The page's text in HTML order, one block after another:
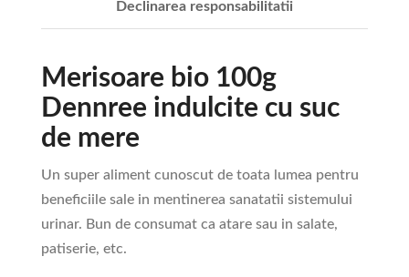
Declinarea responsabilitatii
Merisoare bio 100g
Dennree indulcite cu suc
de mere
Un super aliment cunoscut de toata lumea pentru
beneficiile sale in mentinerea sanatatii sistemului
urinar. Bun de consumat ca atare sau in salate,
patiserie, etc.